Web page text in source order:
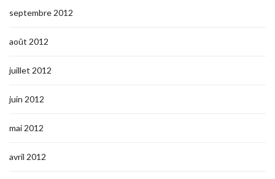
septembre 2012
août 2012
juillet 2012
juin 2012
mai 2012
avril 2012